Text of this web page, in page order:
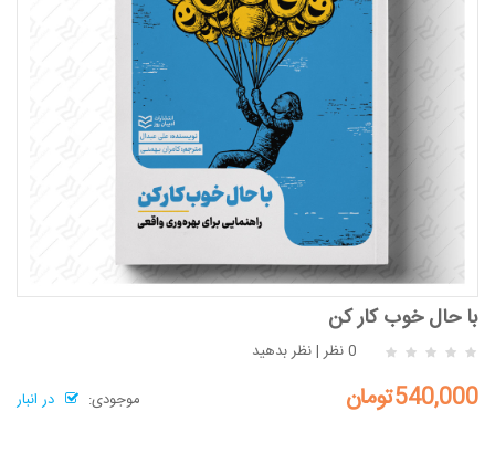
با حال خوب کار کن
0 نظر |نظر بدهید
موجودی:
در انبار 540,000تومان